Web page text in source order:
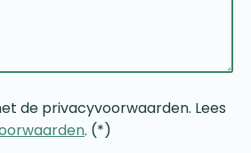
de privacyvoorwaarden. Lees
. (*)